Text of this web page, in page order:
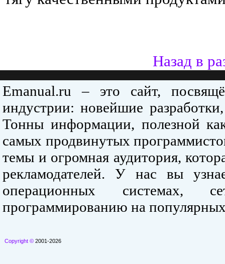
Назад в
Emanual.ru – это сайт,
индустрии: новейшие
Тонны информации, полезной
самых продвинутых
темы и огромная аудитория,
рекламодателей. У нас вы
операционных системах,
программированию на
Copyright © 2001-2026